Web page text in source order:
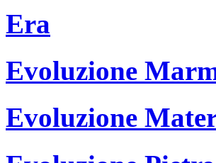
Era
Evoluzione
Evoluzione